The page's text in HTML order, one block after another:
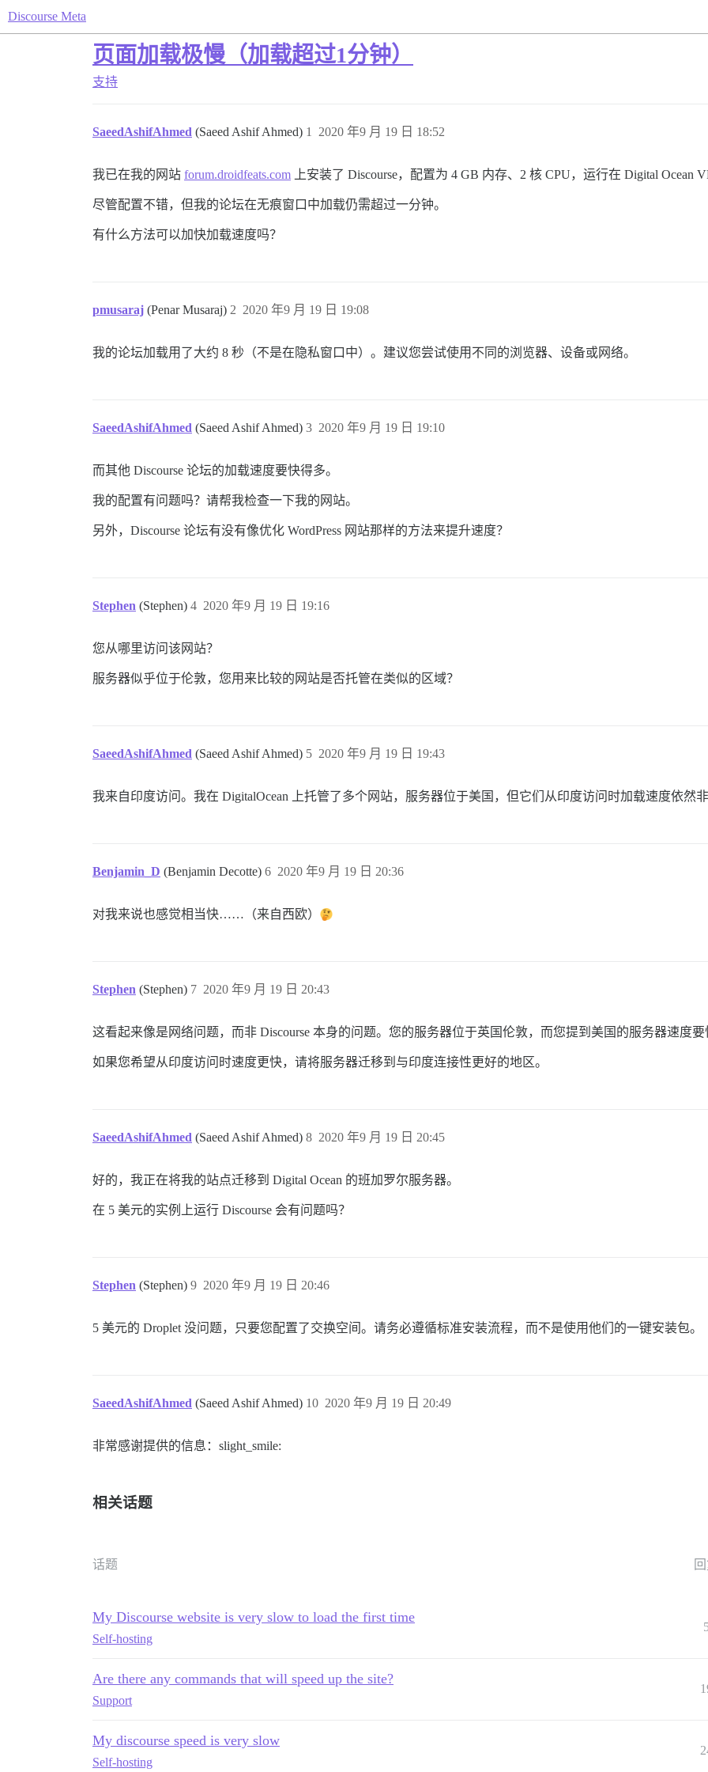
Discourse Meta
页面加载极慢（加载超过1分钟）
支持
SaeedAshifAhmed (Saeed Ashif Ahmed) 2020 年9 月 19 日 18:52
1
我已在我的网站 forum.droidfeats.com 上安装了 Discourse，配置为 4 GB 内存、2 核 CPU，运行在 Digital Ocean
尽管配置不错，但我的论坛在无痕窗口中加载仍需超过一分钟。
有什么方法可以加快加载速度吗？
pmusaraj (Penar Musaraj) 2020 年9 月 19 日 19:08
2
我的论坛加载用了大约 8 秒（不是在隐私窗口中）。建议您尝试使用不同的浏览器、设备或网络。
SaeedAshifAhmed (Saeed Ashif Ahmed) 2020 年9 月 19 日 19:10
3
而其他 Discourse 论坛的加载速度要快得多。
我的配置有问题吗？请帮我检查一下我的网站。
另外，Discourse 论坛有没有像优化 WordPress 网站那样的方法来提升速度？
Stephen (Stephen) 2020 年9 月 19 日 19:16
4
您从哪里访问该网站？
服务器似乎位于伦敦，您用来比较的网站是否托管在类似的区域？
SaeedAshifAhmed (Saeed Ashif Ahmed) 2020 年9 月 19 日 19:43
5
我来自印度访问。我在 DigitalOcean 上托管了多个网站，服务器位于美国，但它们从印度访问时加载速度依然非
Benjamin_D (Benjamin Decotte) 2020 年9 月 19 日 20:36
6
对我来说也感觉相当快……（来自西欧）
Stephen (Stephen) 2020 年9 月 19 日 20:43
7
这看起来像是网络问题，而非 Discourse 本身的问题。您的服务器位于英国伦敦，而您提到美国的服务器速度要
如果您希望从印度访问时速度更快，请将服务器迁移到与印度连接性更好的地区。
SaeedAshifAhmed (Saeed Ashif Ahmed) 2020 年9 月 19 日 20:45
8
好的，我正在将我的站点迁移到 Digital Ocean 的班加罗尔服务器。
在 5 美元的实例上运行 Discourse 会有问题吗？
Stephen (Stephen) 2020 年9 月 19 日 20:46
9
5 美元的 Droplet 没问题，只要您配置了交换空间。请务必遵循标准安装流程，而不是使用他们的一键安装包。
SaeedAshifAhmed (Saeed Ashif Ahmed) 2020 年9 月 19 日 20:49
10
非常感谢提供的信息：slight_smile:
相关话题
话题
My Discourse website is very slow to load the first time
Self-hosting
Are there any commands that will speed up the site?
Support
My discourse speed is very slow
Self-hosting